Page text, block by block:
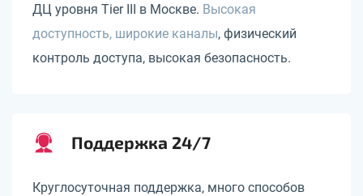
ДЦ уровня Tier III в Москве. Высокая
доступность, широкие каналы, физический
контроль доступа, высокая безопасность.
Поддержка 24/7
Круглосуточная поддержка, много способов